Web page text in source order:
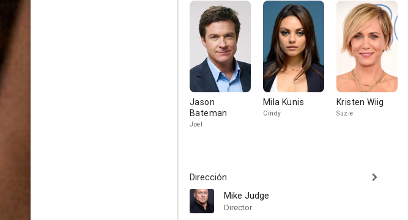
Jason
Bateman
Joel
Mila Kunis
Cindy
Kristen Wiig
Suzie
Dirección
Mike Judge
Director